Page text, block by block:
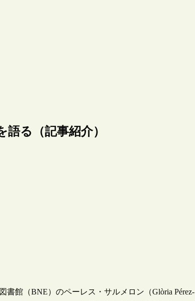
る（記事紹介）
書館（BNE）のペーレス・サルメロン（Glòria Pérez-